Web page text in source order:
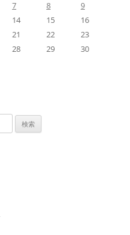
7 8
9
14 15
16
21 22
23
28 29
30